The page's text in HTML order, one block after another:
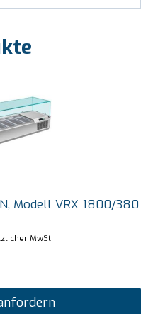
Modell VRX 1800/380
MwSt.